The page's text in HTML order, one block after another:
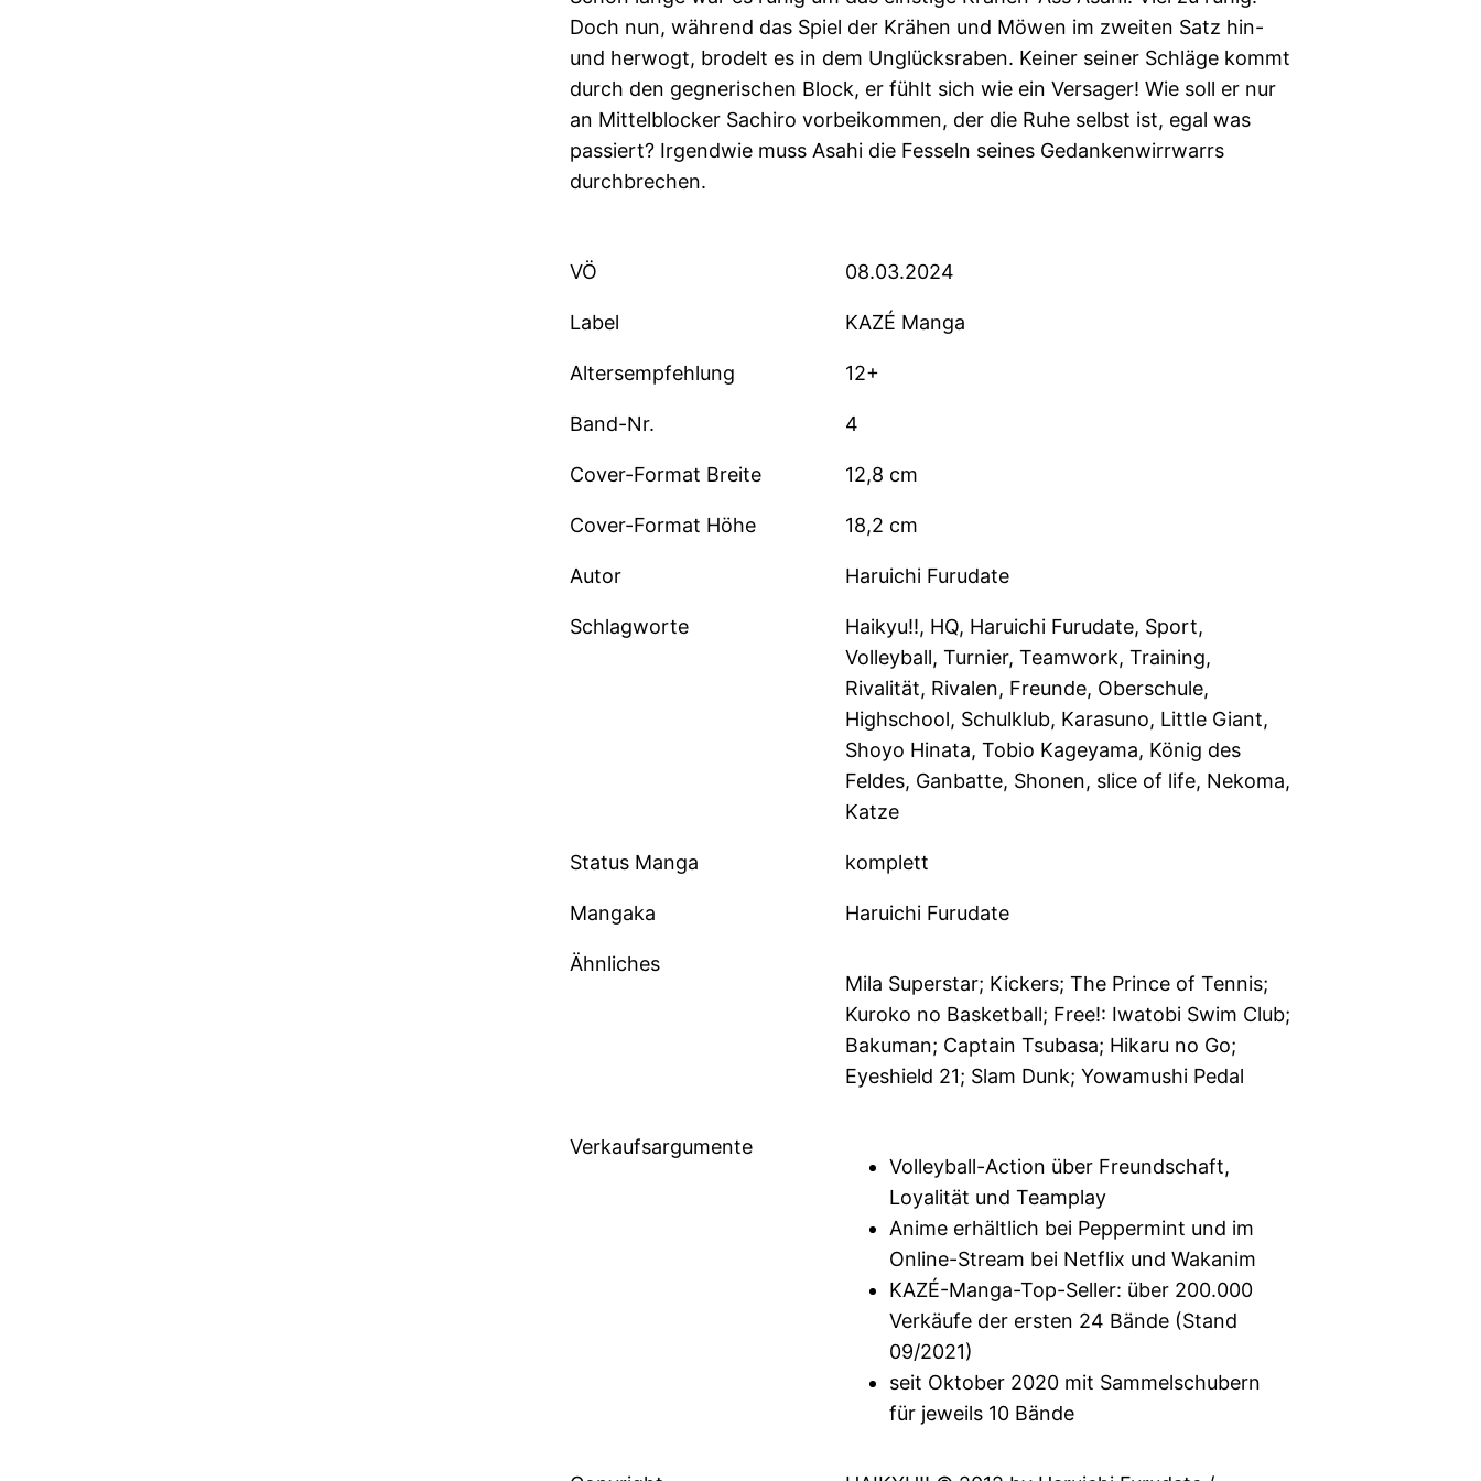
Doch nun, während das Spiel der Krähen und Möwen im zweiten Satz hin-
und herwogt, brodelt es in dem Unglücksraben. Keiner seiner Schläge kommt
durch den gegnerischen Block, er fühlt sich wie ein Versager! Wie soll er nur
an Mittelblocker Sachiro vorbeikommen, der die Ruhe selbst ist, egal was
passiert? Irgendwie muss Asahi die Fesseln seines Gedankenwirrwarrs
durchbrechen.
VÖ 08.03.2024
Label KAZÉ Manga
Altersempfehlung 12+
Band-Nr. 4
Cover-Format Breite 12,8 cm
Cover-Format Höhe 18,2 cm
Autor Haruichi Furudate
Schlagworte
Haikyu!!, HQ, Haruichi Furudate, Sport,
Volleyball, Turnier, Teamwork, Training,
Rivalität, Rivalen, Freunde, Oberschule,
Highschool, Schulklub, Karasuno, Little Giant,
Shoyo Hinata, Tobio Kageyama, König des
Feldes, Ganbatte, Shonen, slice of life, Nekoma,
Katze
Status Manga komplett
Mangaka Haruichi Furudate
Ähnliches
Mila Superstar; Kickers; The Prince of Tennis;
Kuroko no Basketball; Free!: Iwatobi Swim Club;
Bakuman; Captain Tsubasa; Hikaru no Go;
Eyeshield 21; Slam Dunk; Yowamushi Pedal
Verkaufsargumente
Volleyball-Action über Freundschaft,
Loyalität und Teamplay
Anime erhältlich bei Peppermint und im
Online-Stream bei Netflix und Wakanim
KAZÉ-Manga-Top-Seller: über 200.000
Verkäufe der ersten 24 Bände (Stand
09/2021)
seit Oktober 2020 mit Sammelschubern
für jeweils 10 Bände